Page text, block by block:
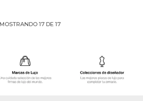
MOSTRANDO 17DE 17